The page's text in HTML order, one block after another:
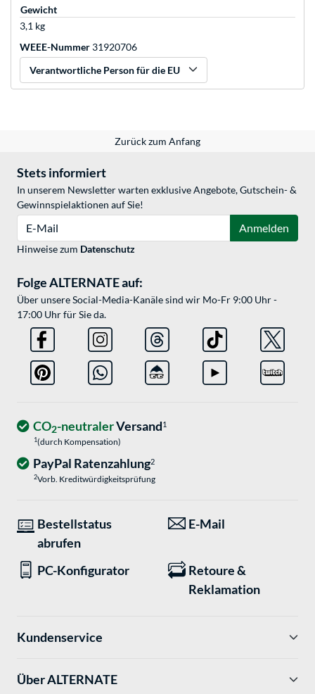
Gewicht
3,1 kg
WEEE-Nummer 31920706
Verantwortliche Person für die EU
Zurück zum Anfang
Stets informiert
In unserem Newsletter warten exklusive Angebote, Gutschein- &
Gewinnspielaktionen auf Sie!
Anmelden
Hinweise zum Datenschutz
Folge ALTERNATE auf:
Über unsere Social-Media-Kanäle sind wir Mo-Fr 9:00 Uhr -
17:00 Uhr für Sie da.
CO2-neutralerVersand1
1(durch Kompensation)
PayPal Ratenzahlung2
2Vorb. Kreditwürdigkeitsprüfung
Bestellstatus
abrufen
E-Mail
PC-Konfigurator
Retoure &
Reklamation
Kundenservice
Über ALTERNATE